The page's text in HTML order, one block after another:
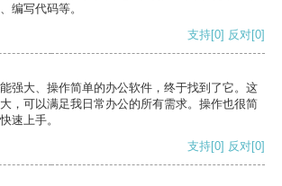
编写代码等。
支持[0] 反对[0]
强大、操作简单的办公软件，终于找到了它。这
，可以满足我日常办公的所有需求。操作也很简
速上手。
支持[0] 反对[0]